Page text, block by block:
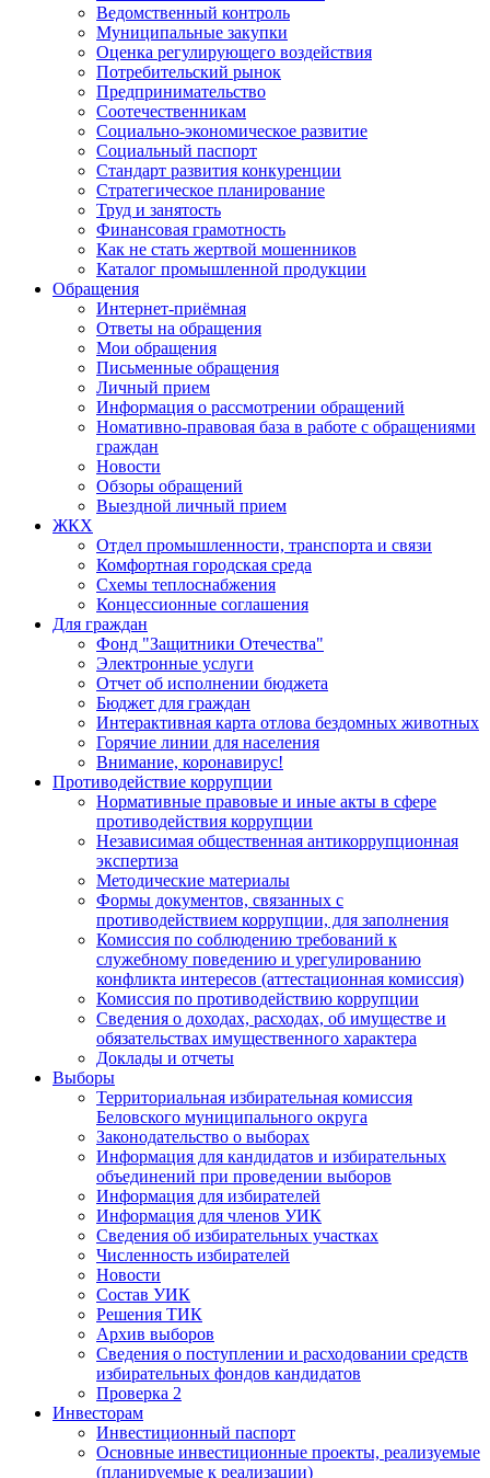
Ведомственный контроль
Муниципальные закупки
Оценка регулирующего воздействия
Потребительский рынок
Предпринимательство
Соотечественникам
Социально-экономическое развитие
Социальный паспорт
Стандарт развития конкуренции
Стратегическое планирование
Труд и занятость
Финансовая грамотность
Как не стать жертвой мошенников
Каталог промышленной продукции
Обращения
Интернет-приёмная
Ответы на обращения
Мои обращения
Письменные обращения
Личный прием
Информация о рассмотрении обращений
Номативно-правовая база в работе с обращениями
граждан
Новости
Обзоры обращений
Выездной личный прием
ЖКХ
Отдел промышленности, транспорта и связи
Комфортная городская среда
Схемы теплоснабжения
Концессионные соглашения
Для граждан
Фонд "Защитники Отечества"
Электронные услуги
Отчет об исполнении бюджета
Бюджет для граждан
Интерактивная карта отлова бездомных животных
Горячие линии для населения
Внимание, коронавирус!
Противодействие коррупции
Нормативные правовые и иные акты в сфере
противодействия коррупции
Независимая общественная антикоррупционная
экспертиза
Методические материалы
Формы документов, связанных с
противодействием коррупции, для заполнения
Комиссия по соблюдению требований к
служебному поведению и урегулированию
конфликта интересов (аттестационная комиссия)
Комиссия по противодействию коррупции
Сведения о доходах, расходах, об имуществе и
обязательствах имущественного характера
Доклады и отчеты
Выборы
Территориальная избирательная комиссия
Беловского муниципального округа
Законодательство о выборах
Информация для кандидатов и избирательных
объединений при проведении выборов
Информация для избирателей
Информация для членов УИК
Сведения об избирательных участках
Численность избирателей
Новости
Состав УИК
Решения ТИК
Архив выборов
Сведения о поступлении и расходовании средств
избирательных фондов кандидатов
Проверка 2
Инвесторам
Инвестиционный паспорт
Основные инвестиционные проекты, реализуемые
(планируемые к реализации)